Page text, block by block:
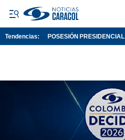
Tendencias: POSESIÓN PRESIDENCIAL